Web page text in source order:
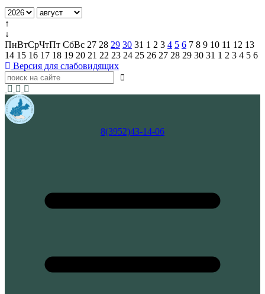
↑
↓
ПнВтСрЧтПт СбВс 27 28 29 30 31 1 2 3 4 5 6 7 8 9 10 11 12 13
14 15 16 17 18 19 20 21 22 23 24 25 26 27 28 29 30 31 1 2 3 4 5 6
Версия для слабовидящих
8(3952)43-14-06